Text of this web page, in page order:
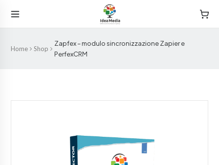
Home Shop
Zapfex – modulo sincronizzazione Zapier e
PerfexCRM